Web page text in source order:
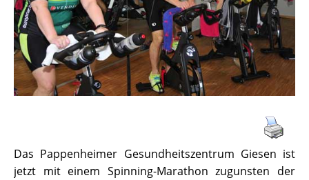
Das Pappenheimer Gesundheitszentrum Giesen ist
jetzt mit einem Spinning-Marathon zugunsten der